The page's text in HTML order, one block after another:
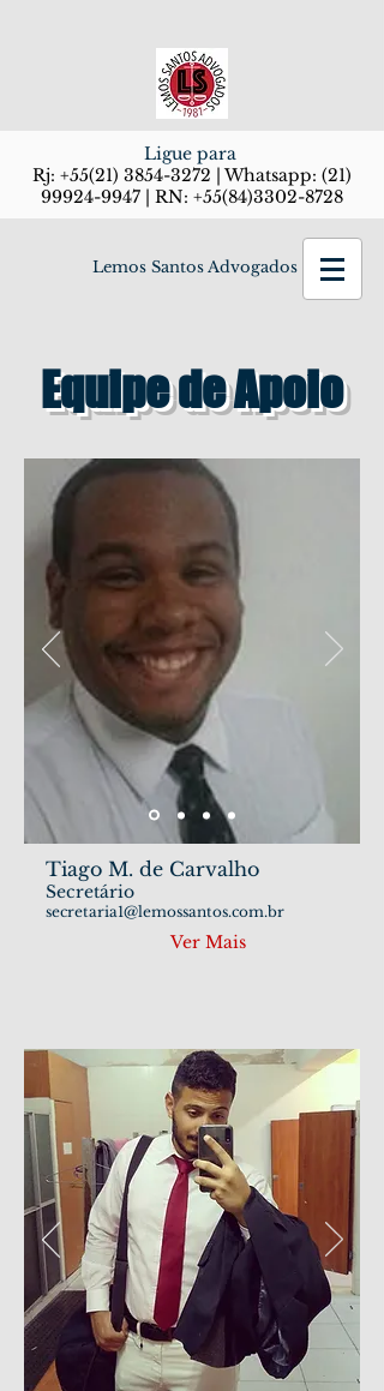
Ligue para
Rj: +55(21) 3854-3272 | Whatsapp: (21)
99924-9947 | RN: +55(84)3302-8728
Lemos Santos Advogados
Equipe de Apoio
Tiago M. de Carvalho
Secretário
secretaria1@lemossantos.com.br
Ver Mais